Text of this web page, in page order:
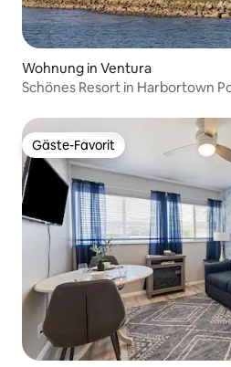
Wohnung in Ventura
Gäste-Favorit
Gäste-Favorit